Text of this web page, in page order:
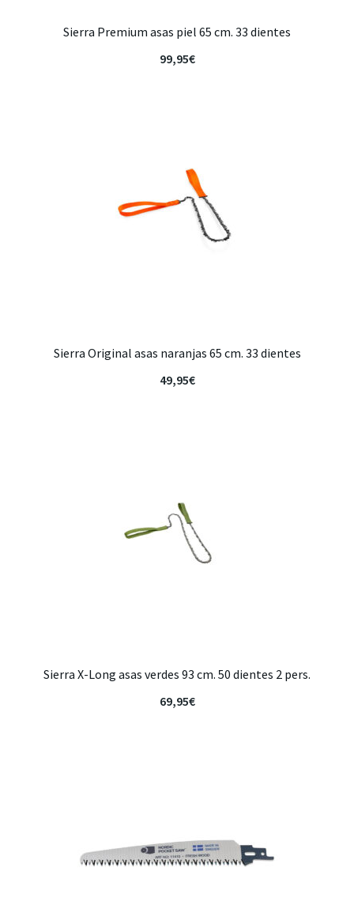
Sierra Premium asas piel 65 cm. 33 dientes
99,95€
Sierra Original asas naranjas 65 cm. 33 dientes
49,95€
Sierra X-Long asas verdes 93 cm. 50 dientes 2 pers.
69,95€